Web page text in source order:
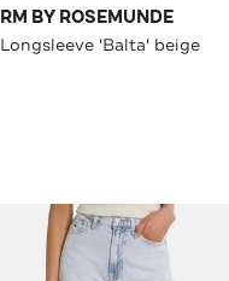
RM BY ROSEMUNDE
Longsleeve 'Balta' beige